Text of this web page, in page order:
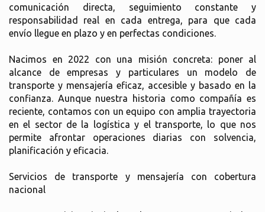
comunicación directa, seguimiento constante y
responsabilidad real en cada entrega, para que cada
envío llegue en plazo y en perfectas condiciones.
Nacimos en 2022 con una misión concreta: poner al
alcance de empresas y particulares un modelo de
transporte y mensajería eficaz, accesible y basado en la
confianza. Aunque nuestra historia como compañía es
reciente, contamos con un equipo con amplia trayectoria
en el sector de la logística y el transporte, lo que nos
permite afrontar operaciones diarias con solvencia,
planificación y eficacia.
Servicios de transporte y mensajería con cobertura
nacional